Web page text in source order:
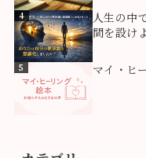
4
人生の中
間を設け
化しまし
5 マイ・ヒ